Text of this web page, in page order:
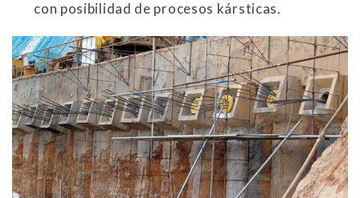
con posibilidad de procesos kársticas.